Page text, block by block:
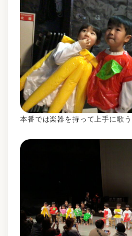
本番では楽器を持って上手に歌